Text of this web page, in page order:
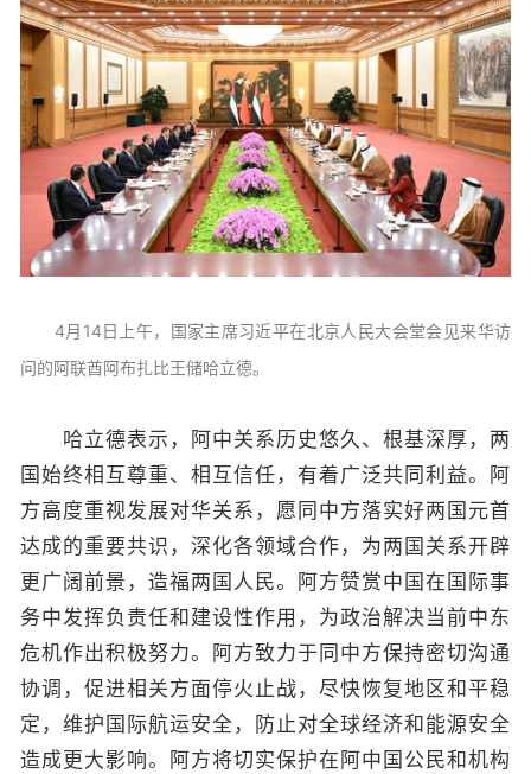
4月14日上午，国家主席习近平在北京人民大会堂会见来华访
问的阿联酋阿布扎比王储哈立德。
哈立德表示，阿中关系历史悠久、根基深厚，两
国始终相互尊重、相互信任，有着广泛共同利益。阿
方高度重视发展对华关系，愿同中方落实好两国元首
达成的重要共识，深化各领域合作，为两国关系开辟
更广阔前景，造福两国人民。阿方赞赏中国在国际事
务中发挥负责任和建设性作用，为政治解决当前中东
危机作出积极努力。阿方致力于同中方保持密切沟通
协调，促进相关方面停火止战，尽快恢复地区和平稳
定，维护国际航运安全，防止对全球经济和能源安全
造成更大影响。阿方将切实保护在阿中国公民和机构